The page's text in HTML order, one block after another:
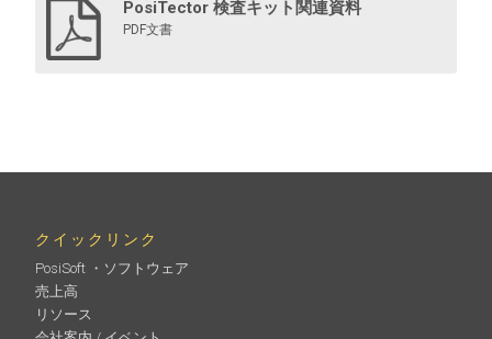
PosiTector 検査キット関連資料
PDF文書
クイックリンク
PosiSoft ・ソフトウェア
売上高
リソース